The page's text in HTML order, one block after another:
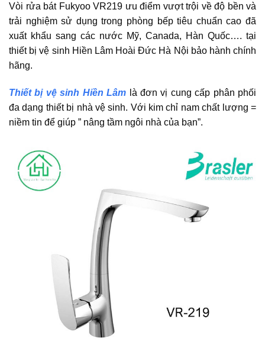
Vòi rửa bát Fukyoo VR219 ưu điểm vượt trội về độ bền và
trải nghiệm sử dụng trong phòng bếp tiêu chuẩn cao đã
xuất khẩu sang các nước Mỹ, Canada, Hàn Quốc…. tại
thiết bị vệ sinh Hiền Lâm Hoài Đức Hà Nội bảo hành chính
hãng.
Thiết bị vệ sinh Hiền Lâm là đơn vị cung cấp phân phối
đa dạng thiết bị nhà vệ sinh. Với kim chỉ nam chất lượng =
niềm tin để giúp ” nâng tầm ngôi nhà của bạn”.